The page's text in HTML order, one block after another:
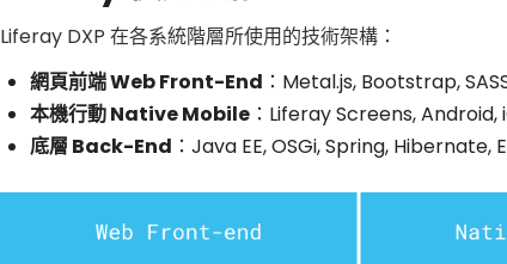
Liferay DXP 在各系統階層所使用的技術架構：
網頁前端 Web Front-End ：Metal.js, Bootstrap,
本機行動 Native Mobile ：Liferay Screens, Android,
底層 Back-End ：Java EE, OSGi, Spring,